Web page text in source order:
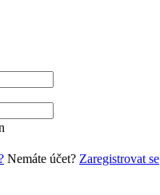
Nemáte účet? Zaregistrovat se